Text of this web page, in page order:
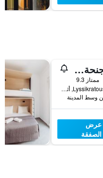
فندق وأجنحة آفا
ممتاز 9.3
9-11 Lyssikratous Street, أثينا, اليونان
عرض
الصفقة